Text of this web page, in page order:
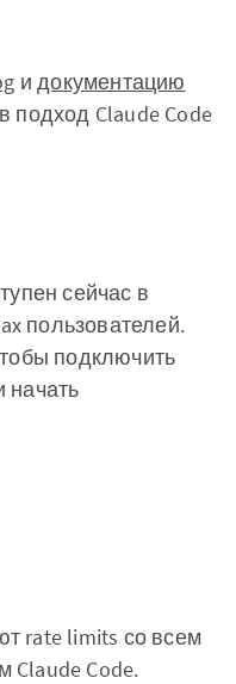
идокументацию
подход Claude Code
сейчас в
пользователей.
подключить
начать
rate limits со всем
Claude Code.